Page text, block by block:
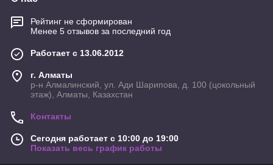
К категории ударных инструментов относятся музыкальные
инструменты, у которых звук исходит не посредственно
от удара. По критериям музыки ударные инструменты
делятся на два вида: с определенной высотой звука
- литавры, ксилофон и с неопределенной высотой звука
- барабаны, тарелки и другие.
В зависимости от вида, ударные инструменты делятся на
перепончатые - это литавры, барабаны, бубен и другие,
пластинчатые - вибрафоны, ксилофоны, колокольчики и
другие и самозвучащие - треугольники, тарелки, кастаньеты
и другие.
Громкость звука ударного инструмента зависит от его
Рейтинг не сформирован
Менее 5 отзывов за последний год
Работает с 13.06.2012
г. Алматы
р-н Алмалинский, ул. Ади Шарипова, д. 100 (цокольный
этаж), Алматы, Казахстан
Контакты
Сегодня работает с 10:00 до 19:00
Показать весь график работы